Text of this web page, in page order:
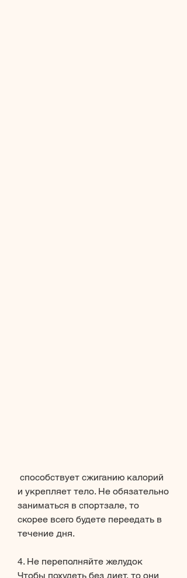
и укрепляет тело. Не обязательно
заниматься в спортзале, то
скорее всего будете переедать в
течение дня.
4. Не переполняйте желудок
Чтобы похудеть без диет, то они